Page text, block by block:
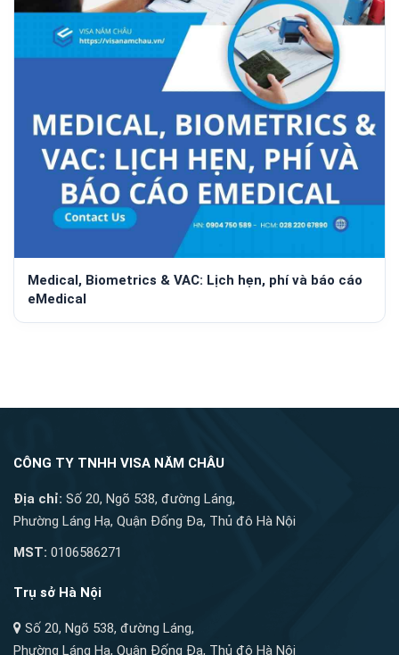
Medical, Biometrics & VAC: Lịch hẹn, phí và báo cáo
eMedical
CÔNG TY TNHH VISA NĂM CHÂU
Địa chỉ: Số 20, Ngõ 538, đường Láng,
Phường Láng Hạ, Quận Đống Đa, Thủ đô Hà Nội
MST: 0106586271
Trụ sở Hà Nội
Số 20, Ngõ 538, đường Láng,
Phường Láng Hạ, Quận Đống Đa, Thủ đô Hà Nội